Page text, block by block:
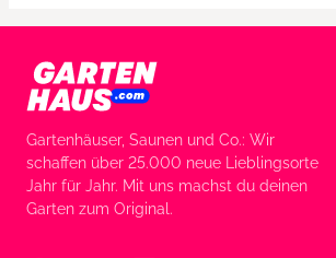
Gartenhäuser, Saunen und Co.: Wir
schaffen über 25.000 neue Lieblingsorte
Jahr für Jahr. Mit uns machst du deinen
Garten zum Original.